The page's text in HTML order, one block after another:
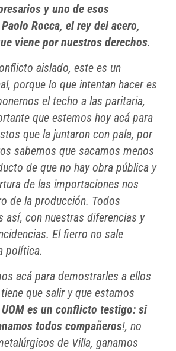
y uno de esos
Rocca, el rey del acero,
viene por nuestros derechos.
aislado, este es un
porque lo que intentan hacer es
el techo a las paritaria,
que estemos hoy acá para
que la juntaron con pala, por
sabemos que sacamos menos
de que no hay obra pública y
de las importaciones nos
de la producción. Todos
así, con nuestras diferencias y
El fierro no sale
política.
acá para demostrarles a ellos
que salir y que estamos
es un conflicto testigo: si
todos compañeros!, no
de Villa, ganamos